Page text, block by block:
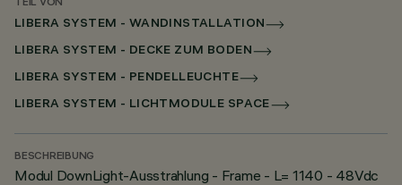
TEIL VON
LIBERA SYSTEM - WANDINSTALLATION
LIBERA SYSTEM - DECKE ZUM BODEN
LIBERA SYSTEM - PENDELLEUCHTE
LIBERA SYSTEM - LICHTMODULE SPACE
BESCHREIBUNG
Modul DownLight-Ausstrahlung - Frame - L= 1140 - 48Vdc